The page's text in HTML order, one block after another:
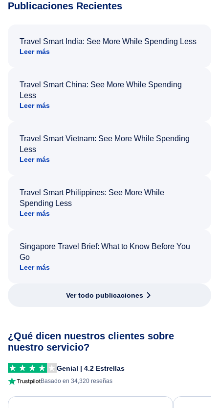
Publicaciones Recientes
Travel Smart India: See More While Spending Less
Leer más
Travel Smart China: See More While Spending
Less
Leer más
Travel Smart Vietnam: See More While Spending
Less
Leer más
Travel Smart Philippines: See More While
Spending Less
Leer más
Singapore Travel Brief: What to Know Before You
Go
Leer más
Ver todo publicaciones
¿Qué dicen nuestros clientes sobre
nuestro servicio?
Genial | 4.2 Estrellas
Basado en 34,320 reseñas